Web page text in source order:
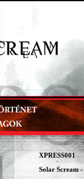
XPRESS001
Solar Scream